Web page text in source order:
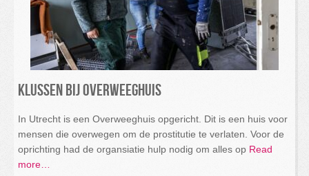
Klussen bij Overweeghuis
In Utrecht is een Overweeghuis opgericht. Dit is een huis voor
mensen die overwegen om de prostitutie te verlaten. Voor de
oprichting had de organsiatie hulp nodig om alles op Read
more…